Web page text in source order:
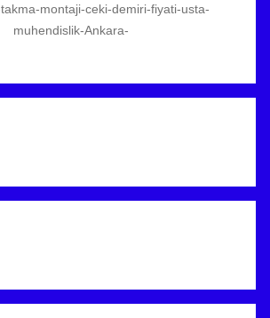
montaji-ceki-demiri-fiyati-usta-
muhendislik-Ankara-